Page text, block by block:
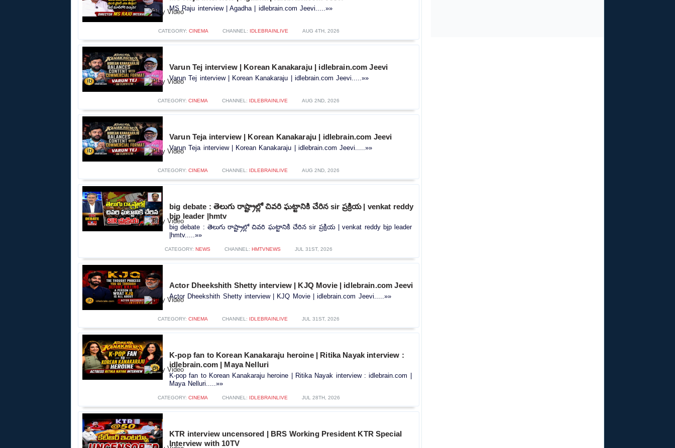
MS Raju interview | Agadha | idlebrain.com Jeevi.....»»
CATEGORY: CINEMA CHANNEL: IDLEBRAINLIVE AUG 4TH, 2026
Varun Tej interview | Korean Kanakaraju | idlebrain.com Jeevi
Varun Tej interview | Korean Kanakaraju | idlebrain.com Jeevi.....»»
CATEGORY: CINEMA CHANNEL: IDLEBRAINLIVE AUG 2ND, 2026
Varun Teja interview | Korean Kanakaraju | idlebrain.com Jeevi
Varun Teja interview | Korean Kanakaraju | idlebrain.com Jeevi.....»»
CATEGORY: CINEMA CHANNEL: IDLEBRAINLIVE AUG 2ND, 2026
big debate : తెలుగు రాష్ట్రాల్లో చివరి ఘట్టానికి చేరిన sir ప్రక్రియ | venkat reddy
bjp leader |hmtv
big debate : తెలుగు రాష్ట్రాల్లో చివరి ఘట్టానికి చేరిన sir ప్రక్రియ | venkat reddy bjp leader
|hmtv.....»»
CATEGORY: NEWS CHANNEL: HMTVNEWS JUL 31ST, 2026
Actor Dheekshith Shetty interview | KJQ Movie | idlebrain.com Jeevi
Actor Dheekshith Shetty interview | KJQ Movie | idlebrain.com Jeevi.....»»
CATEGORY: CINEMA CHANNEL: IDLEBRAINLIVE JUL 31ST, 2026
K-pop fan to Korean Kanakaraju heroine | Ritika Nayak interview :
idlebrain.com | Maya Nelluri
K-pop fan to Korean Kanakaraju heroine | Ritika Nayak interview : idlebrain.com |
Maya Nelluri.....»»
CATEGORY: CINEMA CHANNEL: IDLEBRAINLIVE JUL 28TH, 2026
KTR interview uncensored | BRS Working President KTR Special
Interview with 10TV